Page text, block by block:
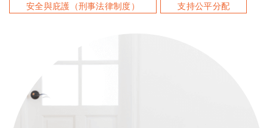
安全與庇護（刑事法律制度） 支持公平分配